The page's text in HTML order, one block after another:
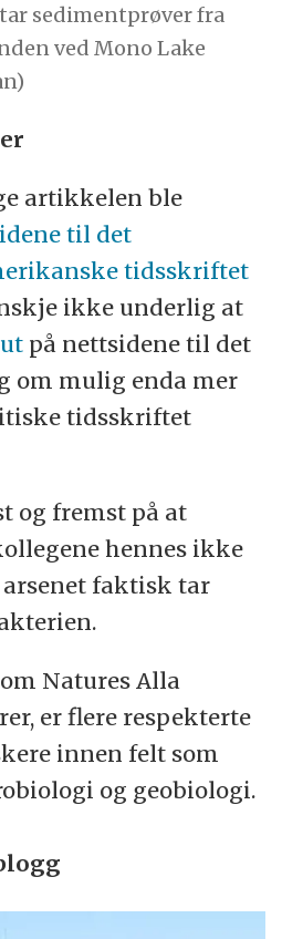
sedimentprøver fra
ved Mono Lake
artikkelen ble
til det
tidsskriftet
ikke underlig at
på nettsidene til det
om mulig enda mer
tidsskriftet
og fremst på at
hennes ikke
faktisk tar
Natures Alla
er flere respekterte
innen felt som
og geobiologi.